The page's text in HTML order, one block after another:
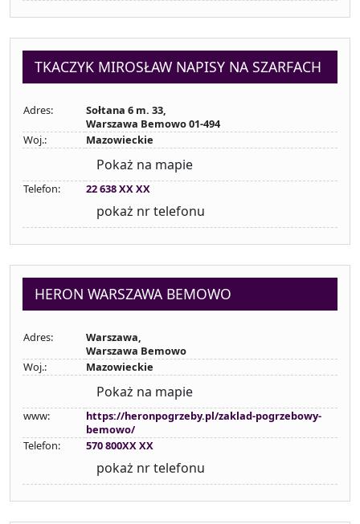
TKACZYK MIROSŁAW NAPISY NA SZARFACH
Adres:
Sołtana 6 m. 33,
Warszawa Bemowo 01-494
Woj.:
Mazowieckie
Pokaż na mapie
Telefon: 22 638 XX XX
pokaż nr telefonu
HERON WARSZAWA BEMOWO
Adres:
Warszawa,
Warszawa Bemowo
Woj.:
Mazowieckie
Pokaż na mapie
www:
https://heronpogrzeby.pl/zaklad-pogrzebowy-
bemowo/
Telefon:
570 800XX XX
pokaż nr telefonu